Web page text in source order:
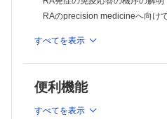
はじめに
抗リン脂質抗体の病原性と血栓症
補体経路の活性化
治療
新たな治療候補
おわりに
RAのprecision medicineへ向け
はじめに
関節リウマチにおける自己抗体の
自己抗体の病態への関与
すべてを表示
便利機能
すべてを表示